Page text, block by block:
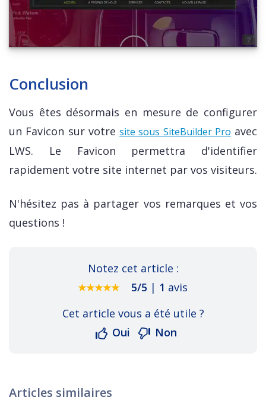
Conclusion
Vous êtes désormais en mesure de configurer
un Favicon sur votre site sous SiteBuilder Pro avec
LWS. Le Favicon permettra d'identifier
rapidement votre site internet par vos visiteurs.
N'hésitez pas à partager vos remarques et vos
questions !
Notez cet article :
5/5 | 1 avis
Cet article vous a été utile ?
Oui
Non
Articles similaires